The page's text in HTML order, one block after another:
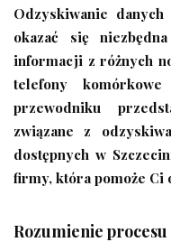
Odzyskiwanie
okazać się
informacji z różnych
telefony
przewodniku
związane z
dostępnych w
firmy, która pomoże Ci
Rozumienie